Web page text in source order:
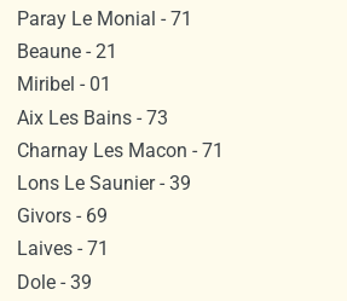
Paray Le Monial - 71
Beaune - 21
Miribel - 01
Aix Les Bains - 73
Charnay Les Macon - 71
Lons Le Saunier - 39
Givors - 69
Laives - 71
Dole - 39